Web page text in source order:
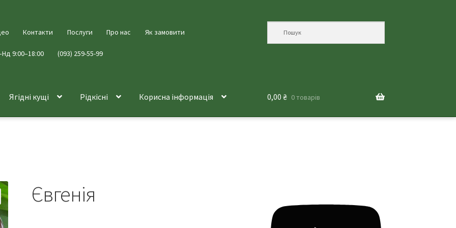
Контакти Послуги Про нас Як замовити
9:00–18:00 (093) 259-55-99
Ягідні кущі Рідкісні Корисна інформація 0,00 ₴ 0 товарів
Євгенія